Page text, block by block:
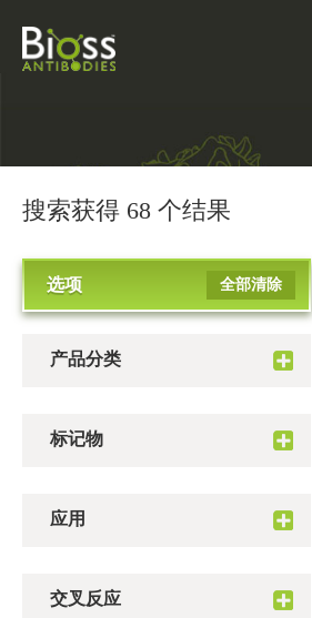
搜索获得 68 个结果
选项 全部清除
产品分类
标记物
应用
交叉反应